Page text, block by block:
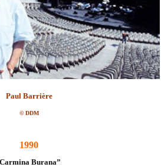
Paul Barrière
© DDM
1990
Carmina Burana”